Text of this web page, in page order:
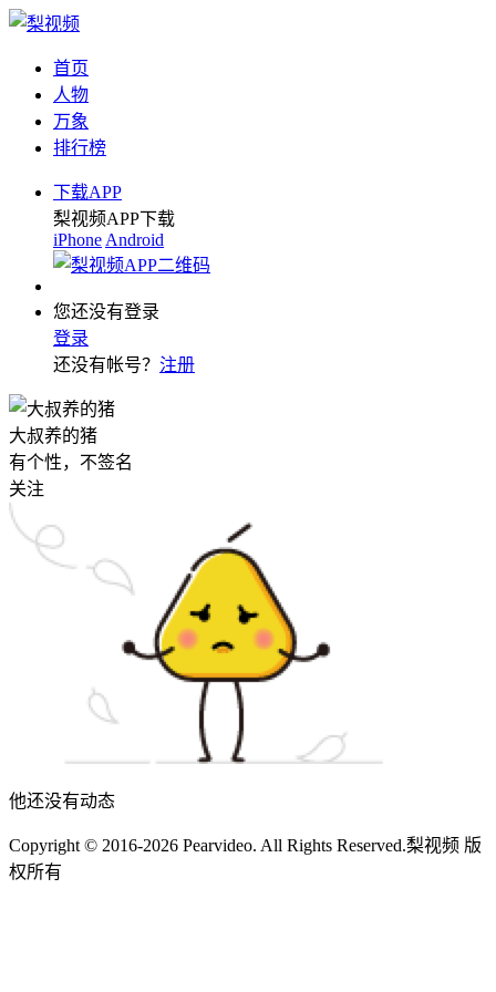
首页
人物
万象
排行榜
下载APP
梨视频APP下载
iPhone Android
您还没有登录
登录
还没有帐号？ 注册
大叔养的猪
有个性，不签名
关注
他还没有动态
Copyright © 2016-2026 Pearvideo. All Rights Reserved.梨视频 版
权所有